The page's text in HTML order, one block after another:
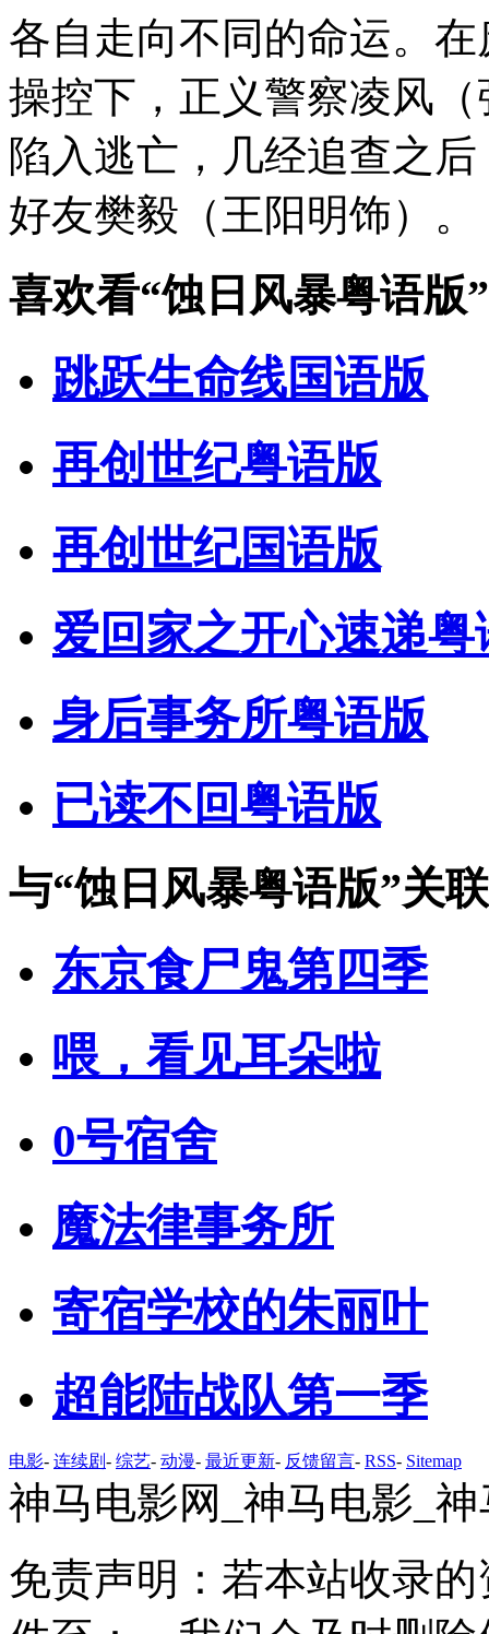
各自走向不同的命运。
操控下，正义警察凌风
陷入逃亡，几经追查之
好友樊毅（王阳明饰）。
喜欢看“蚀日风暴粤语版”
跳跃生命线国语版
再创世纪粤语版
再创世纪国语版
爱回家之开心速递粤
身后事务所粤语版
已读不回粤语版
与“蚀日风暴粤语版”关
东京食尸鬼第四季
喂，看见耳朵啦
0号宿舍
魔法律事务所
寄宿学校的朱丽叶
超能陆战队第一季
电影- 连续剧- 综艺- 动漫- 最近更新- 反馈留言- RSS- Sitemap
神马电影网_神马电影_
免责声明：若本站收录